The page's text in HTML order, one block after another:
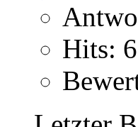
Hits: